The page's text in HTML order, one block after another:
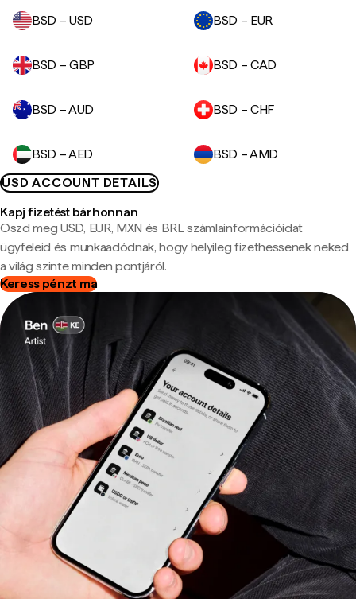
BSD – USD
BSD – EUR
BSD – GBP BSD – CAD
BSD – AUD BSD – CHF
BSD – AED
BSD – AMD
USD ACCOUNT DETAILS
Kapj fizetést bárhonnan
Oszd meg USD, EUR, MXN és BRL számlainformációidat
ügyfeleid és munkaadódnak, hogy helyileg fizethessenek neked
a világ szinte minden pontjáról.
Keress pénzt ma